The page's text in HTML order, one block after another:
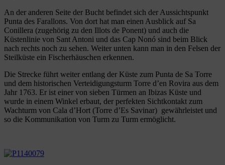
An der anderen Seite der Bucht befindet sich der Aussichtspunkt
Punta des Farallons. Von dort hat man einen Ausblick auf Sa
Conillera (zugehörig zu den Illots de Ponent) und auch die
Küstenlinie von Sant Antoni und das Cap Nonó sind beim Blick
nach rechts noch zu sehen. Weiter unten kann man in den Felsen der
Steilküste ein Fischerhäuschen erkennen.
Die Strecke führt weiter entlang der Küste zum Punta de Sa Torre
und dem historischen Verteidigungsturm Torre d’en Rovira aus dem
Jahr 1763. Er ist einer von sieben Türmen an Ibizas Küste und
wurde in einem Winkel erbaut, der perfekten Sichtkontakt zum
Wachturm von Cala d’Hort (Torre d’Es Savinar) gewährleistet und
so die Kommunikation von Turm zu Turm ermöglicht.